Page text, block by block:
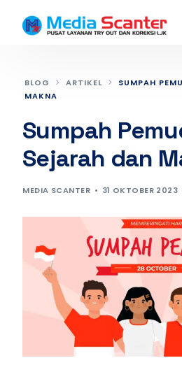
BLOG ARTIKEL
SUMPAH
MAKNA
Sumpah
Sejarah dan
MEDIA SCANTER 31 OKTOBER 2023